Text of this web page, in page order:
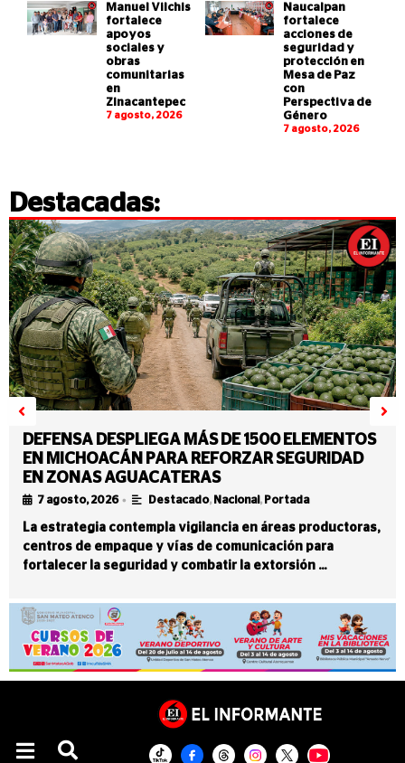
Manuel Vilchis
fortalece
apoyos
sociales y
obras
comunitarias
en
Zinacantepec
7 agosto, 2026
Naucalpan
fortalece
acciones de
seguridad y
protección en
Mesa de Paz
con
Perspectiva de
Género
7 agosto, 2026
Destacadas:
DEFENSA DESPLIEGA MÁS DE 1500 ELEMENTOS
EN MICHOACÁN PARA REFORZAR SEGURIDAD
EN ZONAS AGUACATERAS
7 agosto, 2026 • Destacado, Nacional , Portada
La estrategia contempla vigilancia en áreas productoras,
centros de empaque y vías de comunicación para
fortalecer la seguridad y combatir la extorsión …